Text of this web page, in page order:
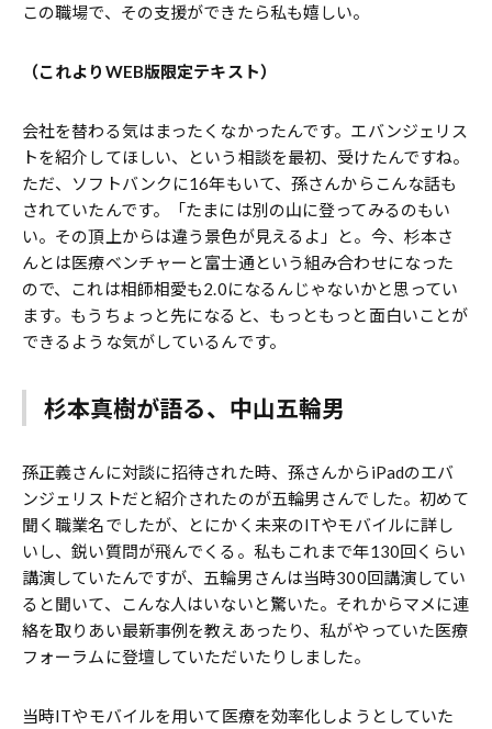
この職場で、その支援ができたら私も嬉しい。
（これよりWEB版限定テキスト）
会社を替わる気はまったくなかったんです。エバンジェリス
トを紹介してほしい、という相談を最初、受けたんですね。
ただ、ソフトバンクに16年もいて、孫さんからこんな話も
されていたんです。「たまには別の山に登ってみるのもい
い。その頂上からは違う景色が見えるよ」と。今、杉本さ
んとは医療ベンチャーと富士通という組み合わせになった
ので、これは相師相愛も2.0になるんじゃないかと思ってい
ます。もうちょっと先になると、もっともっと面白いことが
できるような気がしているんです。
杉本真樹が語る、中山五輪男
孫正義さんに対談に招待された時、孫さんからiPadのエバ
ンジェリストだと紹介されたのが五輪男さんでした。初めて
聞く職業名でしたが、とにかく未来のITやモバイルに詳し
いし、鋭い質問が飛んでくる。私もこれまで年130回くらい
講演していたんですが、五輪男さんは当時300回講演してい
ると聞いて、こんな人はいないと驚いた。それからマメに連
絡を取りあい最新事例を教えあったり、私がやっていた医療
フォーラムに登壇していただいたりしました。
当時ITやモバイルを用いて医療を効率化しようとしていた